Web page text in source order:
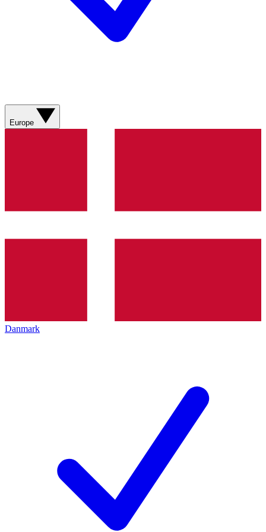
Europe
Danmark